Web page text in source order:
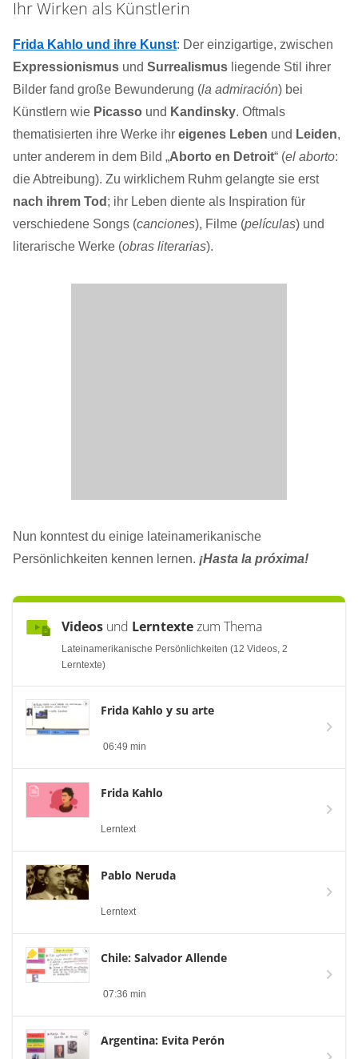
Ihr Wirken als Künstlerin
Frida Kahlo und ihre Kunst: Der einzigartige, zwischen
Expressionismus und Surrealismus liegende Stil ihrer
Bilder fand große Bewunderung (la admiración) bei
Künstlern wie Picasso und Kandinsky. Oftmals
thematisierten ihre Werke ihr eigenes Leben und Leiden,
unter anderem in dem Bild „Aborto en Detroit“ (el aborto:
die Abtreibung). Zu wirklichem Ruhm gelangte sie erst
nach ihrem Tod ; ihr Leben diente als Inspiration für
verschiedene Songs (canciones), Filme (películas) und
literarische Werke (obras literarias).
Nun konntest du einige lateinamerikanische
Persönlichkeiten kennen lernen. ¡Hasta la próxima!
Videos und Lerntextezum Thema
Lateinamerikanische Persönlichkeiten (12 Videos, 2
Lerntexte)
Frida Kahlo y su arte
06:49 min
Frida Kahlo
Lerntext
Pablo Neruda
Lerntext
Chile: Salvador Allende
07:36 min
Argentina: Evita Perón